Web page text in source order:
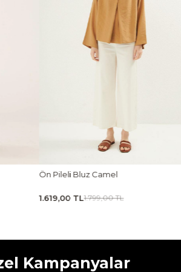
Ön Pileli Bluz Camel
1.619,00 TL1.799,00 TL
Kampanyalar